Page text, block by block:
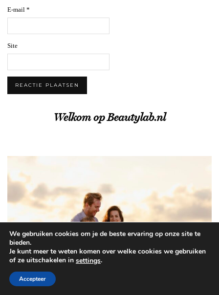
E-mail *
Site
Welkom op Beautylab.nl
We gebruiken cookies om je de beste ervaring op onze site te
bieden.
Je kunt meer te weten komen over welke cookies we gebruiken
of ze uitschakelen in settings.
Accepteer